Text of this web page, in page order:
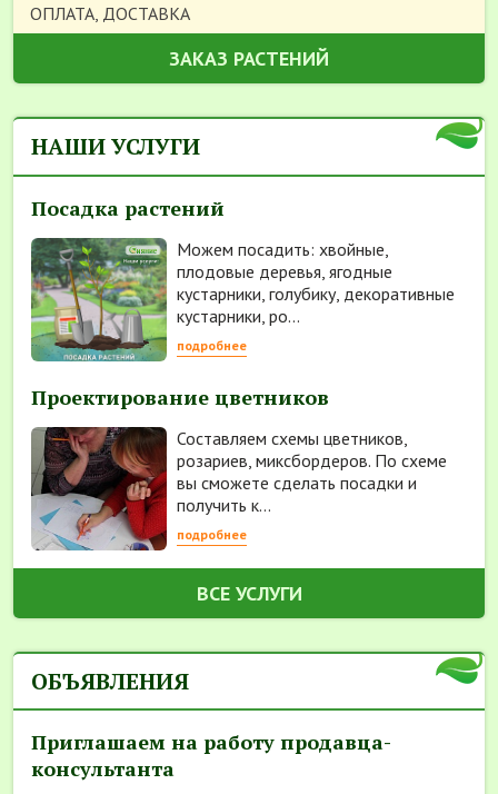
ОПЛАТА, ДОСТАВКА
ЗАКАЗ РАСТЕНИЙ
НАШИ УСЛУГИ
Посадка растений
Можем посадить: хвойные,
плодовые деревья, ягодные
кустарники, голубику, декоративные
кустарники, ро...
подробнее
Проектирование цветников
Составляем схемы цветников,
розариев, миксбордеров. По схеме
вы сможете сделать посадки и
получить к...
подробнее
ВСЕ УСЛУГИ
ОБЪЯВЛЕНИЯ
Приглашаем на работу продавца-
консультанта